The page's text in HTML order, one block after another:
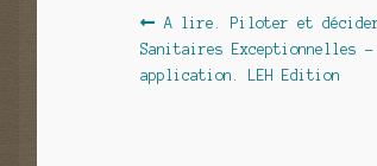
Navigation
de
Article
précédent :
A lire. Piloter et décider
Sanitaires Exceptionnelles
application. LEH Edition